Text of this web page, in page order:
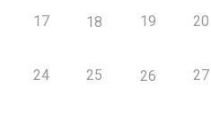
17 18 19 20
24 25 26 27